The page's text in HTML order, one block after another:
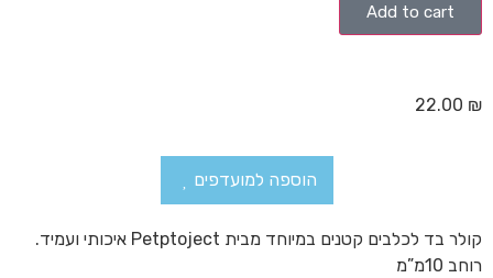
Add to cart
22.00 ₪
הוספה למועדפים
קולר בד לכלבים קטנים במיוחד מבית Petptoject איכותי ועמיד.
רוחב 10מ”מ